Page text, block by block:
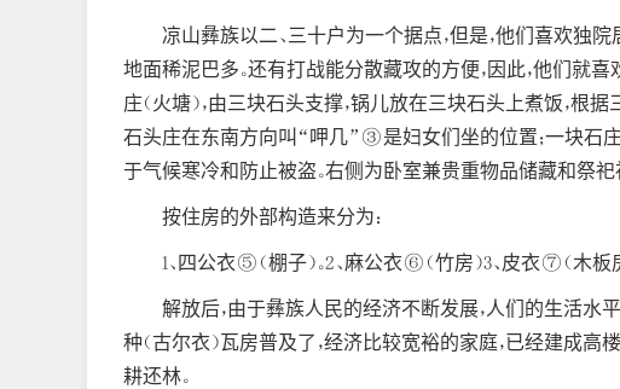
凉山彝族以二、三十户为一个据点，但是，他们喜欢独
地面稀泥巴多。还有打战能分散藏攻的方便，因此，他们就
庄（火塘），由三块石头支撑，锅儿放在三块石头上煮饭，
石头庄在东南方向叫“呷几”③是妇女们坐的位置；一块石
于气候寒冷和防止被盗。右侧为卧室兼贵重物品储藏和祭祀
按住房的外部构造来分为：
1、四公衣⑤（棚子）。2、麻公衣⑥（竹房）3、皮衣⑦（木板
解放后，由于彝族人民的经济不断发展，人们的生活水
种（古尔衣）瓦房普及了，经济比较宽裕的家庭，已经建成
耕还林。